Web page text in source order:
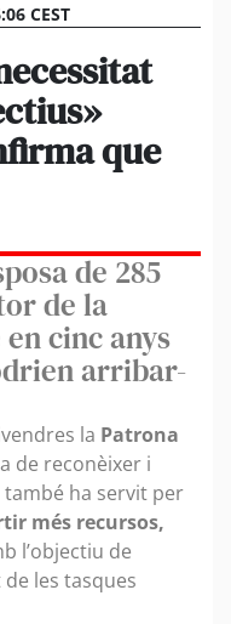
CEST
que
de 285
de la
cinc anys
arribar-
la Patrona
de reconèixer i
ha servit per
més recursos,
l’objectiu de
les tasques